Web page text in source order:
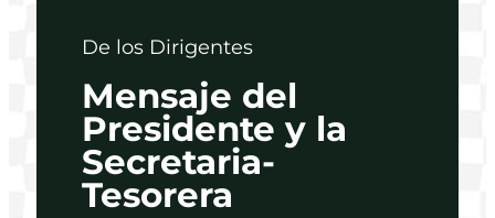
De los Dirigentes
Mensaje del
Presidente y la
Secretaria-
Tesorera